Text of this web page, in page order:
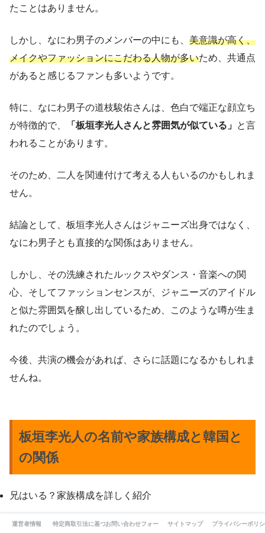
たことはありません。
しかし、なにわ男子のメンバーの中にも、 美意識が高く、
メイクやファッションにこだわる人物が多いため、共通点
があると感じるファンも多いようです。
特に、なにわ男子の道枝駿佑さんは、色白で端正な顔立ち
が特徴的で、
「板垣李光人さんと雰囲気が似ている」 と言
われることがあります。
そのため、二人を関連付けて考える人もいるのかもしれま
せん。
結論として、板垣李光人さんはジャニーズ出身ではなく、
なにわ男子とも直接的な関係はありません。
しかし、その洗練されたルックスやダンス・音楽への関
心、そしてファッションセンスが、ジャニーズのアイドル
と似た雰囲気を醸し出しているため、このような噂が生ま
れたのでしょう。
今後、共演の機会があれば、さらに話題になるかもしれま
せんね。
板垣李光人の名前や家族構成と韓国と
の関係
兄はいる？家族構成を詳しく紹介
本名は？「李」の由来と韓国とのつながり
運営者情報 特定商取引法に基づく表記お問い合わせフォーム サイトマップ プライバシーポリ